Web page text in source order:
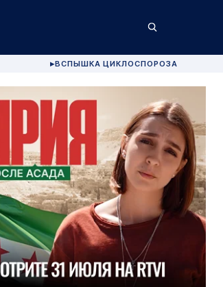
▶ВСПЫШКА ЦИКЛОСПОРОЗА